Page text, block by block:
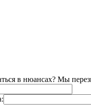
в нюансах? Мы